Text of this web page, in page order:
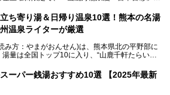
した耕きちの湯を訪問し、全浴室(男女別大浴
や竹、ろうそくなどを用いて、和情緒たっぷりの
プが無料で楽しめます。
8日間開催。今回は地元九州在住の筆者が、その
介。併せて、その他イベントや立ち寄り湯も併
ち寄り湯＆日帰り温泉10選！熊本の名湯
温泉ライターが厳選
み方：やまがおんせん)は、熊本県北の平野部に
量は全国トップ10に入り、“山鹿千軒たらいな
、お湯の良さにも定評があります。
州の温泉ライターの私が実際に入浴した中か
ーパー銭湯おすすめ10選 【2025年最新